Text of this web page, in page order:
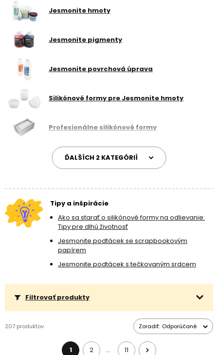
spracovali
ponuke aj brúsne papiere a tmeliace zátery pre dlhú životnosť
výrobku. Sme oficiálnym distribútorom
Tipy a inšpirácie
Ako sa starať o silikónové formy na odlievanie:
Tipy pre dlhú životnosť
Jesmonite podtácek se scrapbookovým
papírem
Jesmonite podtácek s tečkovaným srdcem
Jesmonite hmoty
Jesmonite pigmenty
Jesmonite povrchová úprava
Silikónové formy pre Jesmonite hmoty
Profesionálne silikónové formy
ĎALŠÍCH 2 KATEGÓRIÍ
Filtrovať produkty
207 produktov Zoradiť: Odporúčané
1 2 … 11